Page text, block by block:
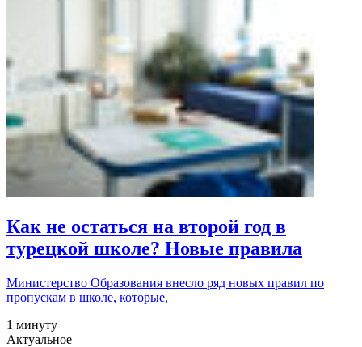
Как не остаться на второй год в
турецкой школе? Новые правила
Министерство Образования внесло ряд новых правил по
пропускам в школе, которые,
1 минуту
Актуальное